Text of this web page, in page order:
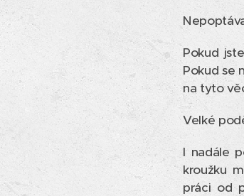
Pokud
Pokud se
na tyto
Velké
I nadále
kroužku
práci od